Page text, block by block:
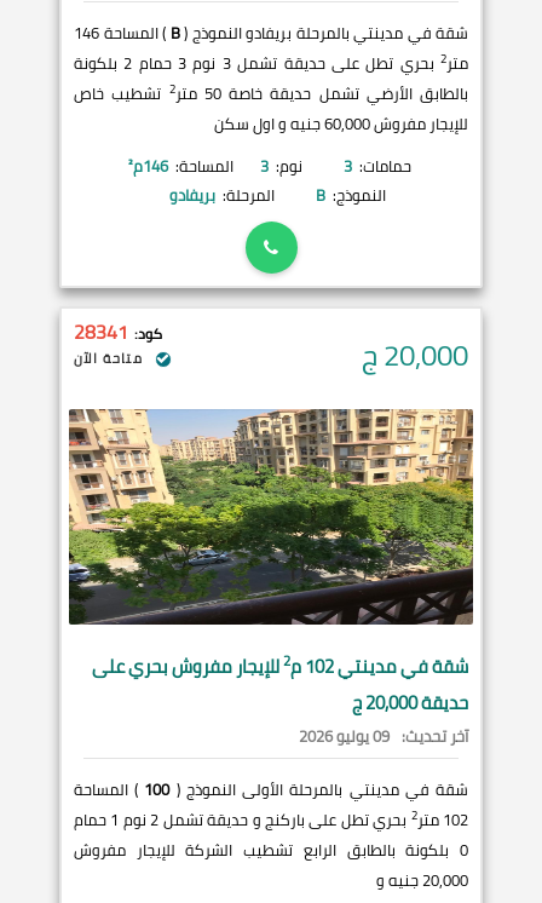
شقة في مدينتي بالمرحلة بريفادو النموذج (B
) المساحة 146
متر2
بحري تطل على حديقة تشمل 3 نوم 3 حمام 2 بلكونة
بالطابق الأرضي تشمل حديقة خاصة 50 متر
2 تشطيب خاص
للإيجار مفروش 60,000 جنيه و اول سكن
حمامات: 3 نوم: 3 المساحة: 146م²
النموذج: B المرحلة: بريفادو
20,000ج كود: 28341
متاحة الآن
شقة فيمدينتي 2للإيجار مفروش بحري على
حديقة 20,000 ج
آخر تحديث: 09 يوليو 2026
شقة في مدينتي بالمرحلة الأولى النموذج (100 ) المساحة
102 متر
2
بحري تطل على باركنج و حديقة تشمل 2 نوم 1 حمام
0 بلكونة بالطابق الرابع تشطيب الشركة للإيجار مفروش
20,000 جنيه و